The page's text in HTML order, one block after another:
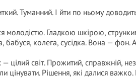
Туманний. І йти по ньому
молодістю. Гладкою шкірою,
бабуся, колега, сусідка. Вона — фон.
цілий світ. Прожитий, справжній,
цінувати. Рішення, які далися